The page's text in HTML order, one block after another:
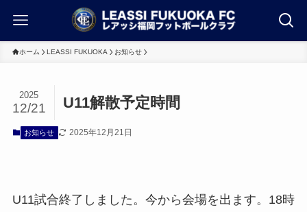
ホーム LEASSI FUKUOKA お知らせ
U11解散予定時間
2025
12/21
お知らせ 2025年12月21日
U11試合終了しました。今から会場を出ます。18時